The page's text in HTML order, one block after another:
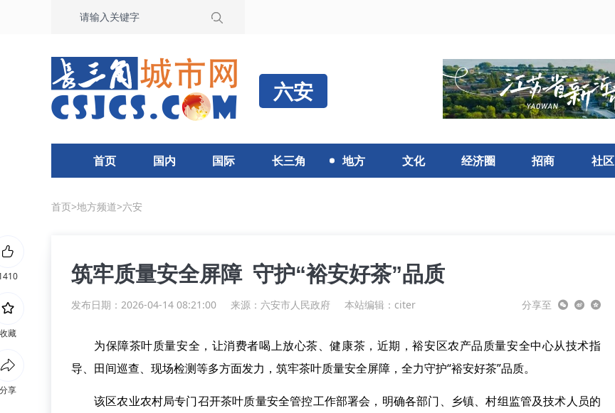
六安
首页 国内 国际 长三角 地方 文化 经济圈 招商 社区
首页>地方频道>六安
筑牢质量安全屏障 守护“裕安好茶”品质
发布日期：2026-04-14 08:21:00 来源： 六安市人民政府 本站编辑：citer 分享至
为保障茶叶质量安全，让消费者喝上放心茶、健康茶，近期，裕安区农产品质量安全中心从技术指
导、田间巡查、现场检测等多方面发力，筑牢茶叶质量安全屏障，全力守护“裕安好茶”品质。
该区农业农村局专门召开茶叶质量安全管控工作部署会，明确各部门、乡镇、村组监管及技术人员的
收藏
分享